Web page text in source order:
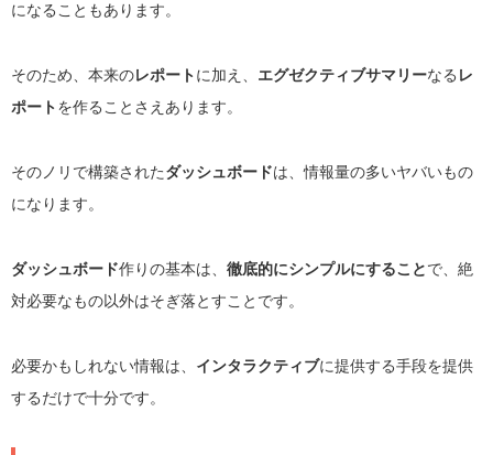
になることもあります。
そのため、本来のレポートに加え、 エグゼクティブサマリーなる レ
ポートを作ることさえあります。
そのノリで構築されたダッシュボードは、情報量の多いヤバいもの
になります。
ダッシュボード作りの基本は、 徹底的にシンプルにすることで、絶
対必要なもの以外はそぎ落とすことです。
必要かもしれない情報は、 インタラクティブに提供する手段を提供
するだけで十分です。